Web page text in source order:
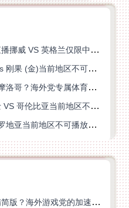
别慌！在国外看世界杯中文直播挪威 VS 英格兰仅限中国大陆？这篇指南帮你搞定
在海外看世界杯直播英格兰 vs 刚果 (金)当前地区不可播放？这篇指南帮你突破所有限制
在国外如何看世界杯巴西 vs 摩洛哥？海外党专属体育观赛指南来了
在国外看世界杯中文直播瑞士 VS 哥伦比亚当前地区不可播放？这篇指南帮你搞定
在国外看世界杯巴拿马 vs 克罗地亚当前地区不可播放？这篇指南帮你轻松解决海外体育直播难题
巴西怎么玩边锋四人斗地主精简版？海外游戏党的加速器终极选择